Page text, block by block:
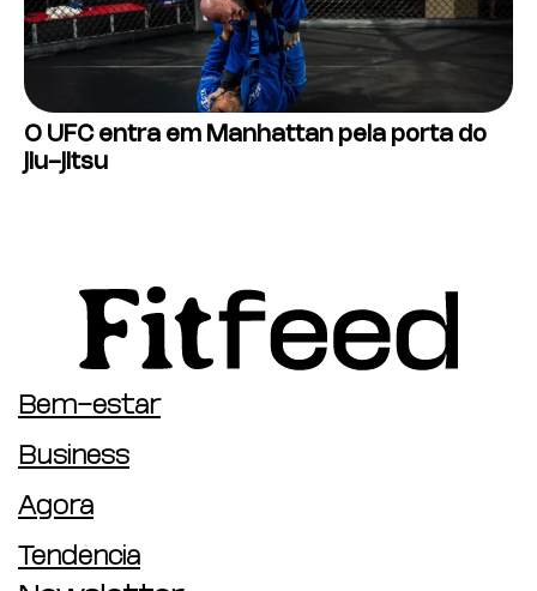
O UFC entra em Manhattan pela porta do
jiu-jitsu
Bem-estar
Business
Agora
Tendência